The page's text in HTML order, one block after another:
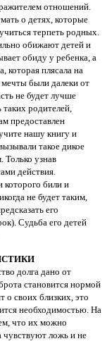
отношений.
о детях, которые
терпеть родных.
обижают детей и
обиду у ребенка, а
которая плясала на
мечты были далеки от
не будет лучше
родителей,
предоставлен
нашу книгу и
такое дикое
узнав
действия.
которого били и
не будет таким,
его
Судьба его детей
долга дано от
становится нормой
о своих близких, это
необходимостью. На
что их можно
чувствуют ложь и не